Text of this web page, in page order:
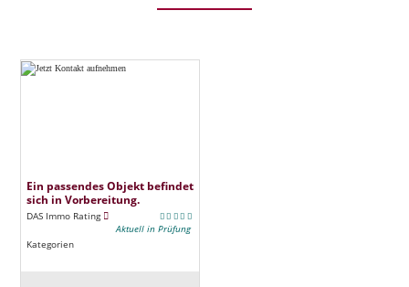
Ein passendes Objekt befindet
sich in Vorbereitung.
DAS Immo Rating
Aktuell in Prüfung
Kategorien